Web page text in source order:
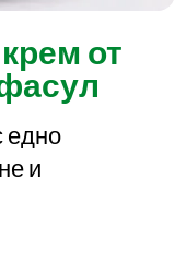
от
едно
и